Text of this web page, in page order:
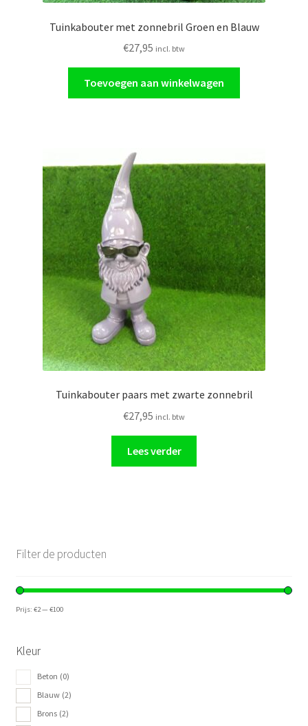
Tuinkabouter met zonnebril Groen en Blauw
€27,95 incl. btw
Toevoegen aan winkelwagen
Tuinkabouter paars met zwarte zonnebril
€27,95 incl. btw
Lees verder
Filter de producten
Prijs: €2— €100
Kleur
Beton (0)
Blauw (2)
Brons (2)